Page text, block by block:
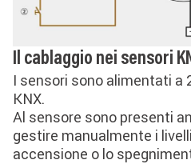
Il cablaggio nei sensori
I sensori sono alimentati a
KNX.
Al sensore sono presenti
gestire manualmente i
accensione o lo